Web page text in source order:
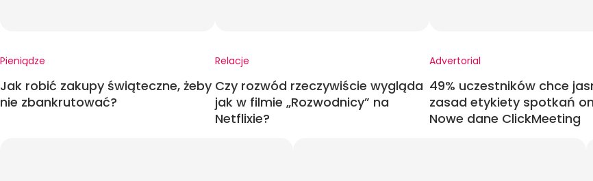
Pieniądze
Jak robić zakupy świąteczne, żeby
nie zbankrutować?
Relacje
Czy rozwód rzeczywiście wygląda
jak w filmie „Rozwodnicy” na
Netflixie?
Advertorial
49% uczestników chce
zasad etykiety spotkań
Nowe dane ClickMeeting